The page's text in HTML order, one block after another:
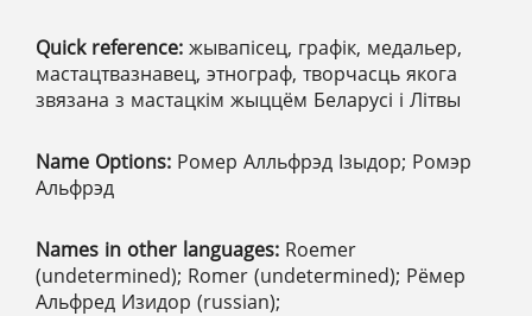
Quick reference: жывапісец, графік, медальер,
мастацтвазнавец, этнограф, творчасць якога
звязана з мастацкім жыццём Беларусі і Літвы
Name Options: Ромер Алльфрэд Ізыдор; Ромэр
Альфрэд
Names in other languages: Roemer
(undetermined); Romer (undetermined); Рёмер
Альфред Изидор (russian);